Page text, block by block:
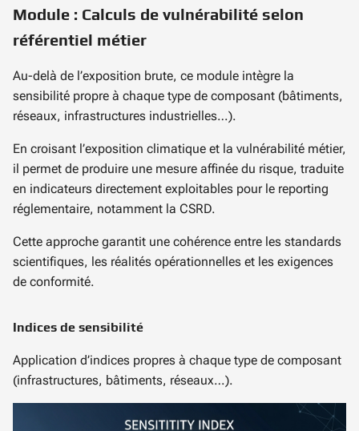
Module : Calculs de vulnérabilité selon
référentiel métier
Au-delà de l’exposition brute, ce module intègre la
sensibilité propre à chaque type de composant (bâtiments,
réseaux, infrastructures industrielles…).
En croisant l’exposition climatique et la vulnérabilité métier,
il permet de produire une mesure affinée du risque, traduite
en indicateurs directement exploitables pour le reporting
réglementaire, notamment la CSRD.
Cette approche garantit une cohérence entre les standards
scientifiques, les réalités opérationnelles et les exigences
de conformité.
Indices de sensibilité
Application d’indices propres à chaque type de composant
(infrastructures, bâtiments, réseaux…).